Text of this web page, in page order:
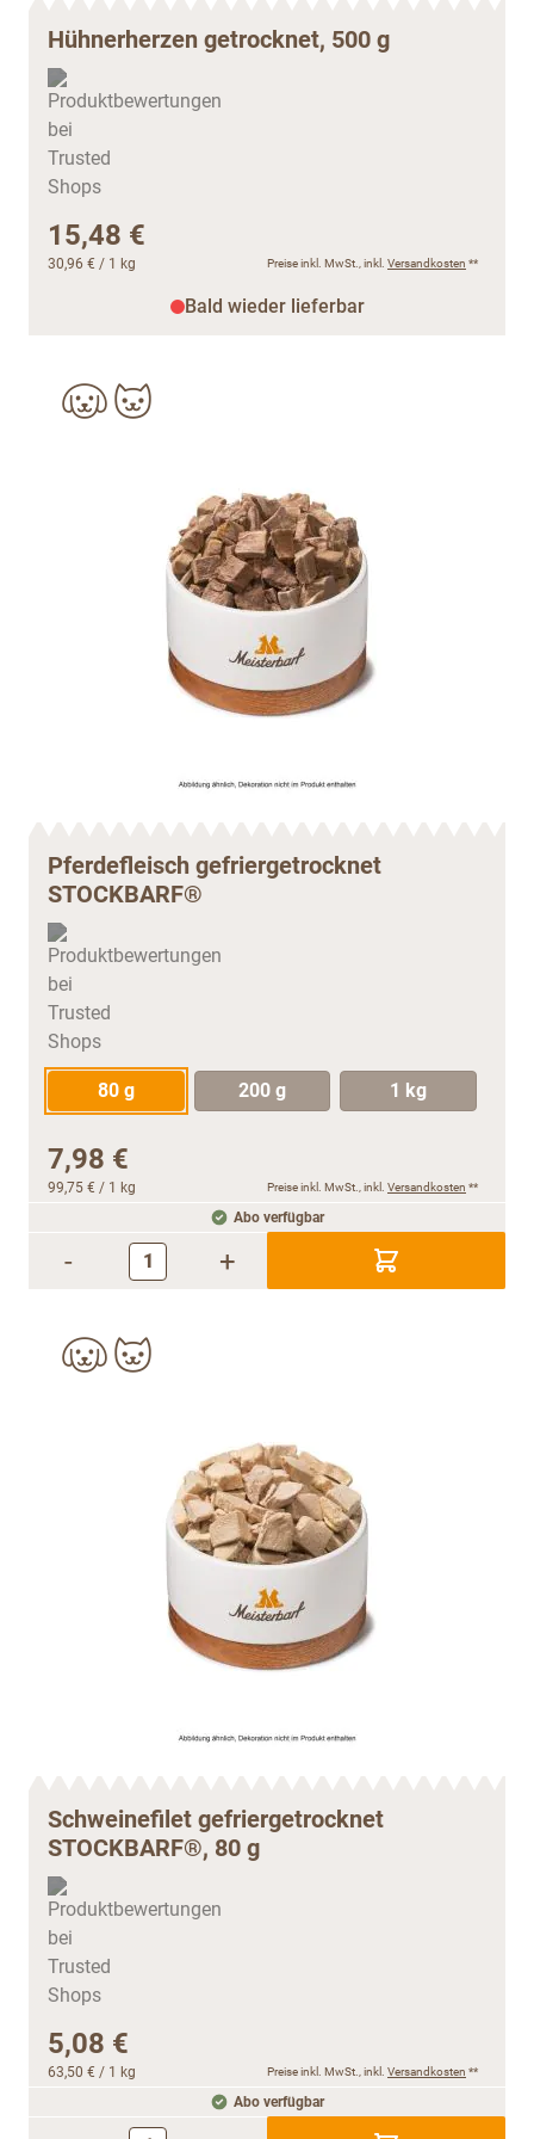
Hühnerherzen getrocknet, 500 g
15,48 €
30,96 € / 1 kg Preise inkl. MwSt., inkl. Versandkosten **
Bald wieder lieferbar
Pferdefleisch gefriergetrocknet
STOCKBARF®
80 g 200 g 1 kg
7,98 €
99,75 € / 1 kg Preise inkl. MwSt., inkl. Versandkosten **
Abo verfügbar
- +
Schweinefilet gefriergetrocknet
STOCKBARF®, 80 g
5,08 €
63,50 € / 1 kg Preise inkl. MwSt., inkl. Versandkosten **
Abo verfügbar